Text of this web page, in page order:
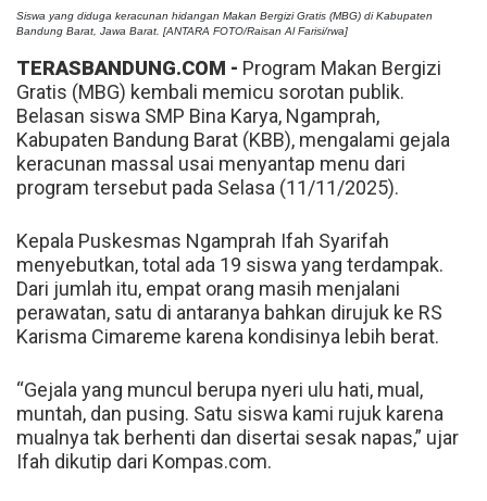
Siswa yang diduga keracunan hidangan Makan Bergizi Gratis (MBG) di Kabupaten
Bandung Barat, Jawa Barat. [ANTARA FOTO/Raisan Al Farisi/rwa]
TERASBANDUNG.COM - Program Makan Bergizi
Gratis (MBG) kembali memicu sorotan publik.
Belasan siswa SMP Bina Karya, Ngamprah,
Kabupaten Bandung Barat (KBB), mengalami gejala
keracunan massal usai menyantap menu dari
program tersebut pada Selasa (11/11/2025).
Kepala Puskesmas Ngamprah Ifah Syarifah
menyebutkan, total ada 19 siswa yang terdampak.
Dari jumlah itu, empat orang masih menjalani
perawatan, satu di antaranya bahkan dirujuk ke RS
Karisma Cimareme karena kondisinya lebih berat.
“Gejala yang muncul berupa nyeri ulu hati, mual,
muntah, dan pusing. Satu siswa kami rujuk karena
mualnya tak berhenti dan disertai sesak napas,” ujar
Ifah dikutip dari Kompas.com.